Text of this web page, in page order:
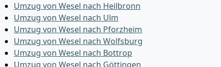
Umzug von Wesel nach Heilbronn
Umzug von Wesel nach Ulm
Umzug von Wesel nach Pforzheim
Umzug von Wesel nach Wolfsburg
Umzug von Wesel nach Bottrop
Umzug von Wesel nach Göttingen